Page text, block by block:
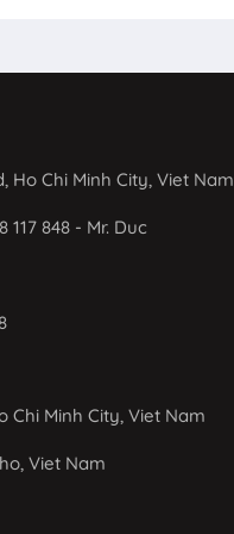
Ho Chi Minh City, Viet Nam
117 848 - Mr. Duc
Chi Minh City, Viet Nam
Viet Nam